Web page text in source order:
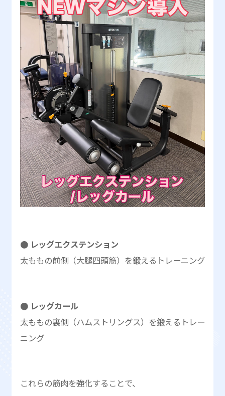
● レッグエクステンション
太ももの前側（大腿四頭筋）を鍛えるトレーニング
● レッグカール
太ももの裏側（ハムストリングス）を鍛えるトレー
ニング
これらの筋肉を強化することで、